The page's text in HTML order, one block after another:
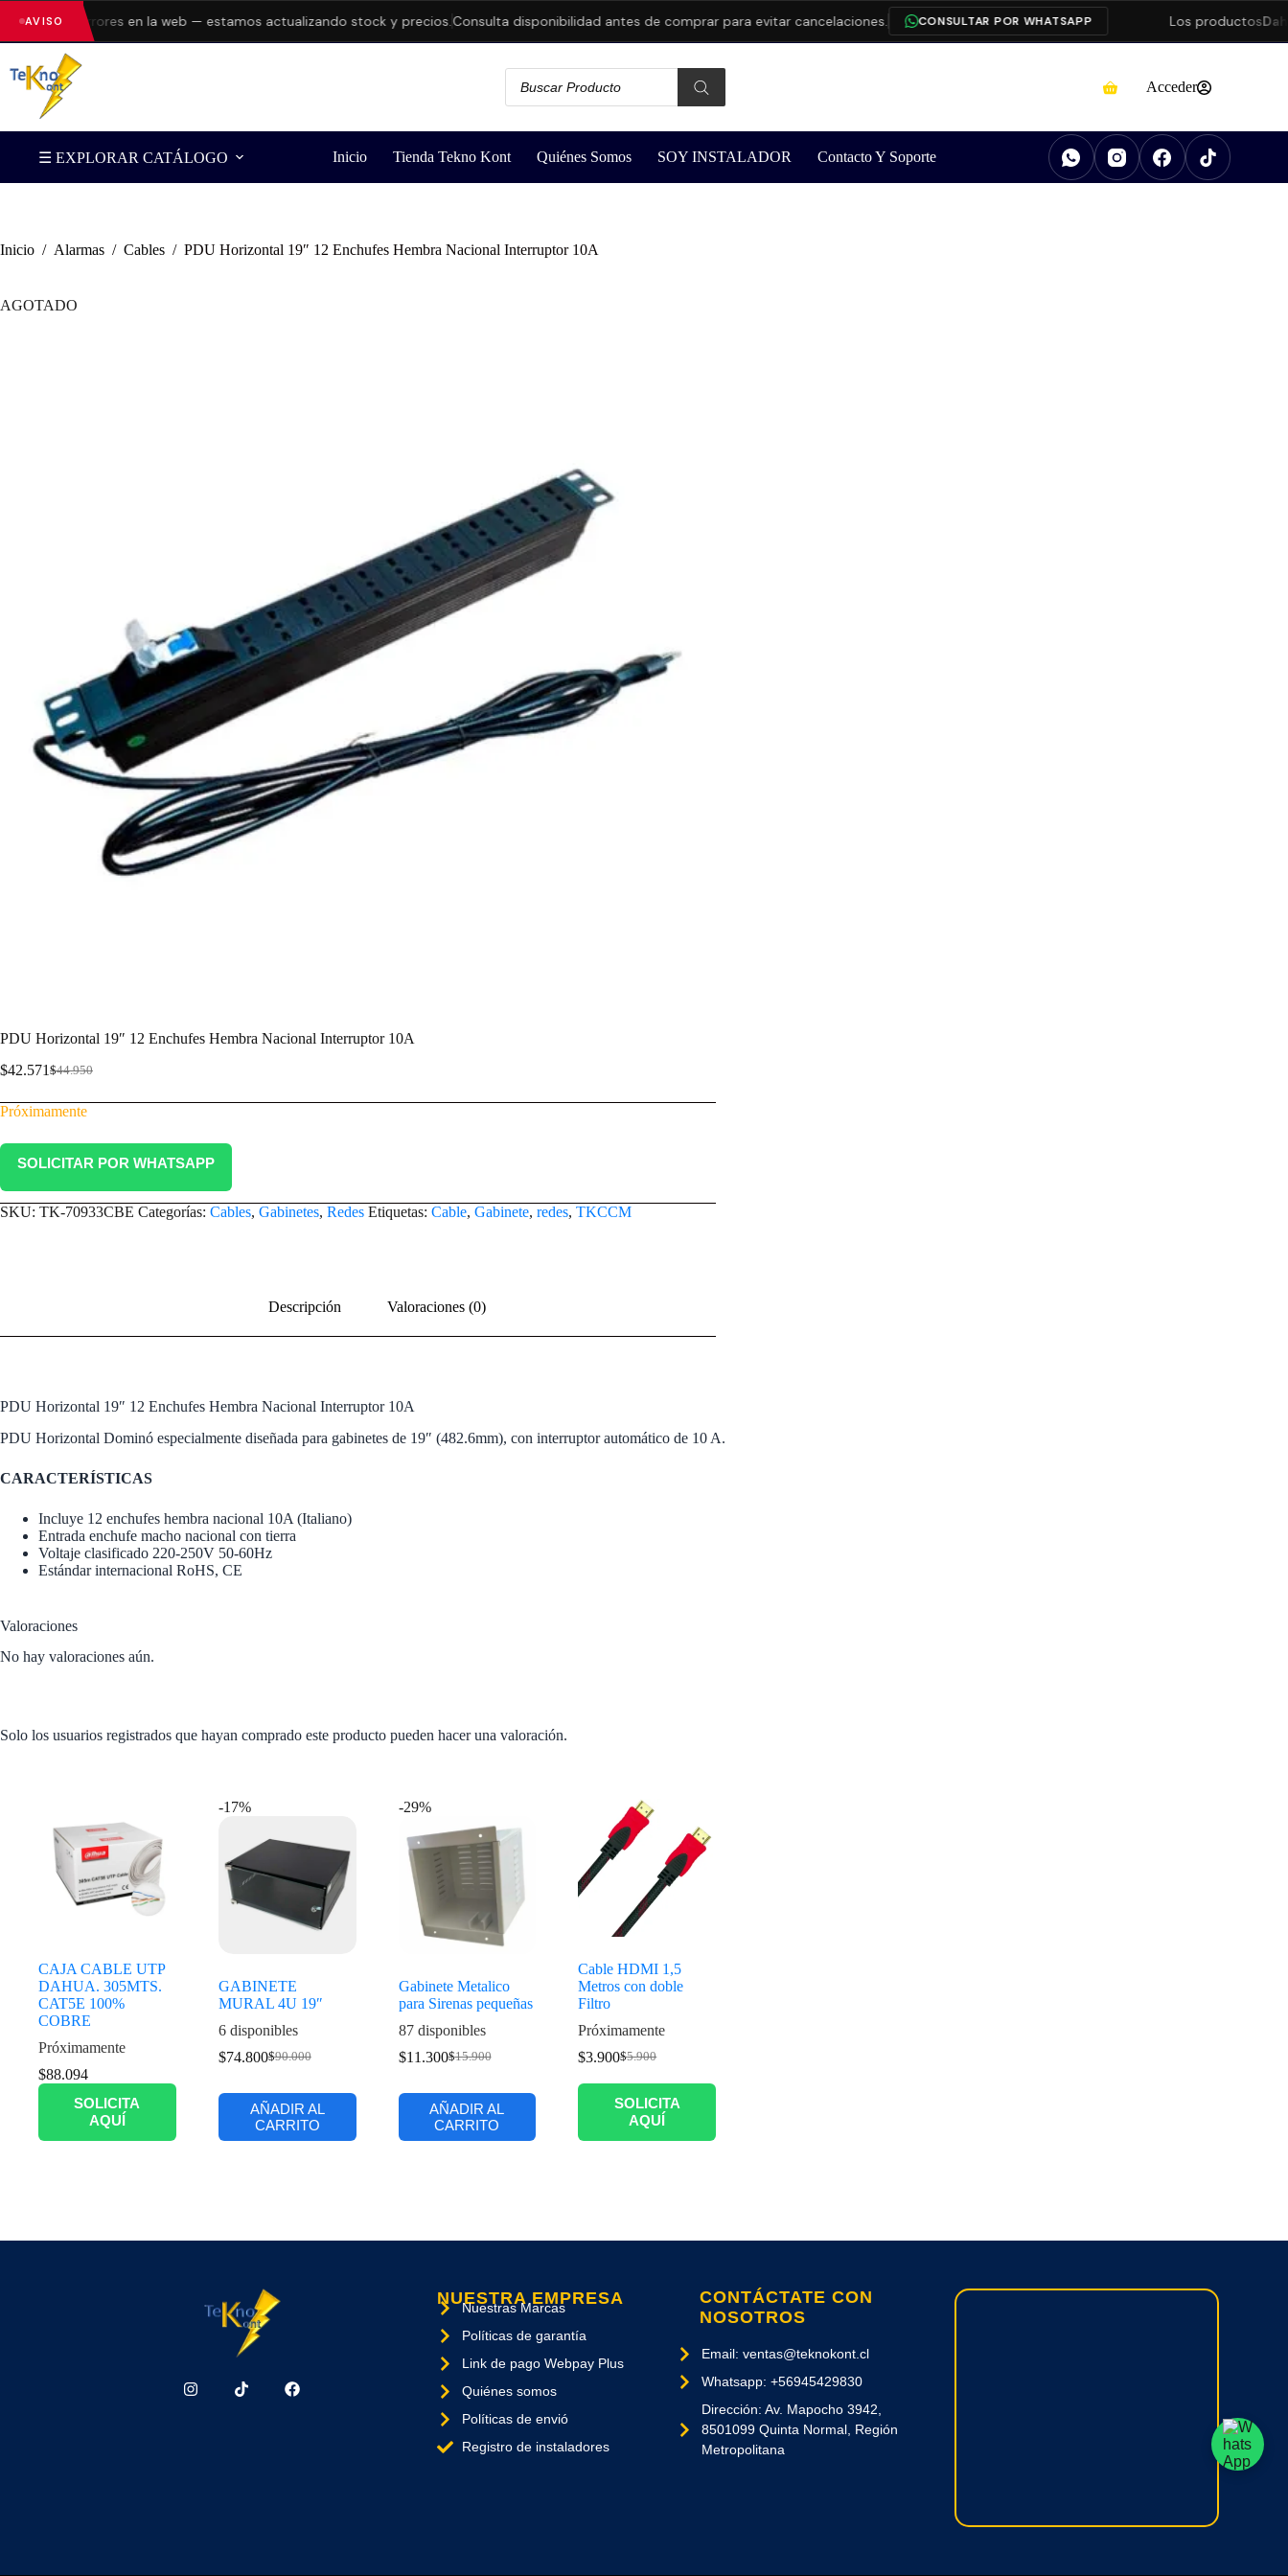
AVISOerrores en la web — estamos actualizando stock y precios.Consulta disponibilidad antes de comprar para evitar cancelaciones. CONSULTAR POR WHATSAPP Los productosDahua
Acceder
☰ EXPLORAR CATÁLOGO Inicio Tienda Tekno Kont Quiénes Somos SOY INSTALADOR Contacto Y Soporte
Inicio / Alarmas / Cables / PDU Horizontal 19″ 12 Enchufes Hembra Nacional Interruptor 10A
AGOTADO
PDU Horizontal 19″ 12 Enchufes Hembra Nacional Interruptor 10A
$44.950
$42.571
Próximamente
SOLICITAR POR WHATSAPP
SKU: TK-70933CBE Categorías: Cables, Gabinetes, Redes Etiquetas: Cable, Gabinete, redes, TKCCM
Descripción Valoraciones (0)
PDU Horizontal 19″ 12 Enchufes Hembra Nacional Interruptor 10A
PDU Horizontal Dominó especialmente diseñada para gabinetes de 19″ (482.6mm), con interruptor automático de 10 A.
CARACTERÍSTICAS
Incluye 12 enchufes hembra nacional 10A (Italiano)
Entrada enchufe macho nacional con tierra
Voltaje clasificado 220-250V 50-60Hz
Estándar internacional RoHS, CE
Valoraciones
No hay valoraciones aún.
Solo los usuarios registrados que hayan comprado este producto pueden hacer una valoración.
CAJA CABLE UTP
DAHUA. 305MTS.
CAT5E 100%
COBRE
Próximamente
$88.094
SOLICITA
AQUÍ
-17%
GABINETE
MURAL 4U 19″
6 disponibles
$90.000
$74.800
AÑADIR AL
CARRITO
-29%
Gabinete Metalico
para Sirenas pequeñas
87 disponibles
$15.900
$11.300
AÑADIR AL
CARRITO
Cable HDMI 1,5
Metros con doble
Filtro
Próximamente
$5.900
$3.900
SOLICITA
AQUÍ
NUESTRA EMPRESA
Nuestras Marcas
Políticas de garantía
Link de pago Webpay Plus
Quiénes somos
Políticas de envió
Registro de instaladores
CONTÁCTATE CON
NOSOTROS
Email: ventas@teknokont.cl
Whatsapp: +56945429830
Dirección: Av. Mapocho 3942,
8501099 Quinta Normal, Región
Metropolitana